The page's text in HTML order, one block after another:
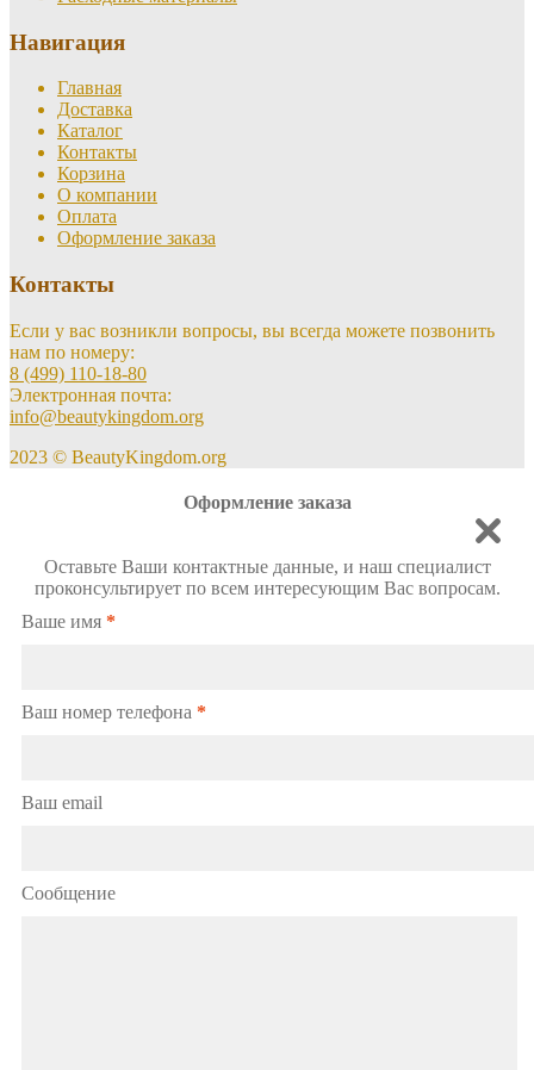
Навигация
Главная
Доставка
Каталог
Контакты
Корзина
О компании
Оплата
Оформление заказа
Контакты
Если у вас возникли вопросы, вы всегда можете позвонить
нам по номеру:
8 (499) 110-18-80
Электронная почта:
info@beautykingdom.org
2023 © BeautyKingdom.org
Оформление заказа
Оставьте Ваши контактные данные, и наш специалист
проконсультирует по всем интересующим Вас вопросам.
Ваше имя *
Ваш номер телефона *
Ваш email
Сообщение